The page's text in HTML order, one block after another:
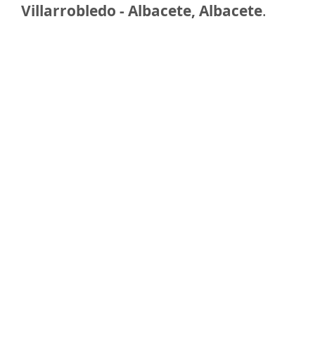
Villarrobledo - Albacete, Albacete.